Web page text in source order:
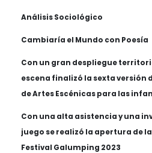
Análisis Sociológico
Cambiaría el Mundo con Poesía
Con un gran despliegue
escena finalizó la sexta versión
de Artes Escénicas para las
Con una alta asistencia y una
juego se realizó la apertura de
Festival Galumping 2023